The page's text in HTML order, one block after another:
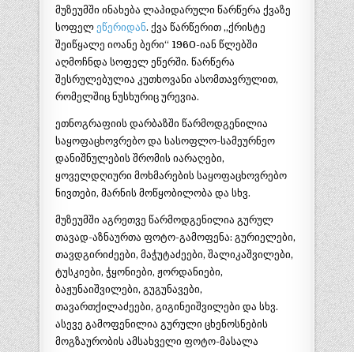
მუზეუმში ინახება ლაპიდარული წარწერა ქვაზე
სოფელ ეწერიდან. ქვა წარწერით „ქრისტე
შეიწყალე იოანე ბერი“ 1960-იან წლებში
აღმოჩნდა სოფელ ეწერში. წარწერა
შესრულებულია კუთხოვანი ასომთავრულით,
რომელშიც ნუსხურიც ურევია.
ეთნოგრაფიის დარბაზში წარმოდგენილია
საყოფაცხოვრებო და სასოფლო-სამეურნეო
დანიშნულების შრომის იარაღები,
ყოველდღიური მოხმარების საყოფაცხოვრებო
ნივთები, მარნის მოწყობილობა და სხვ.
მუზეუმში აგრეთვე წარმოდგენილია გურულ
თავად-აზნაურთა ფოტო-გამოფენა: გურიელები,
თავდგირიძეები, მაჭუტაძეები, შალიკაშვილები,
ტუსკიები, ჭყონიები, ჟორდანიები,
ბაჟუნაიშვილები, გუგუნავები,
თავართქილაძეები, გიგინეიშვილები და სხვ.
ასევე გამოფენილია გურული ცხენოსნების
მოგზაურობის ამსახველი ფოტო-მასალა